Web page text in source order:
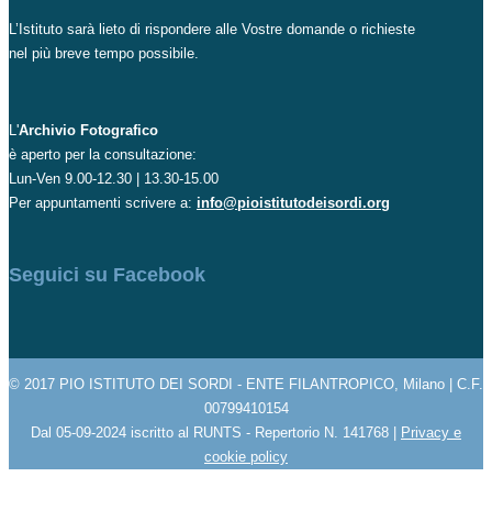
L’Istituto sarà lieto di rispondere alle Vostre domande o richieste
nel più breve tempo possibile.
L'Archivio Fotografico
è aperto per la consultazione:
Lun-Ven 9.00-12.30 | 13.30-15.00
Per appuntamenti scrivere a: info@pioistitutodeisordi.org
Seguici su Facebook
© 2017 PIO ISTITUTO DEI SORDI - ENTE FILANTROPICO, Milano | C.F.
00799410154
Dal 05-09-2024 iscritto al RUNTS - Repertorio N. 141768 | Privacy e
cookie policy